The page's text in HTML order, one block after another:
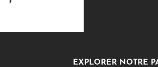
EXPLORER NOTRE